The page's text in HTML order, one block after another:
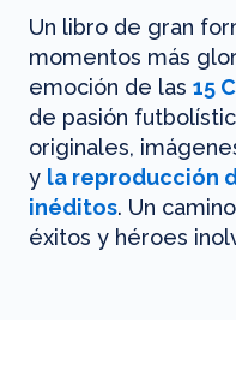
Un libro de gran
momentos más
emoción de las 15
de pasión
originales,
y la reproducción
inéditos. Un
éxitos y héroes